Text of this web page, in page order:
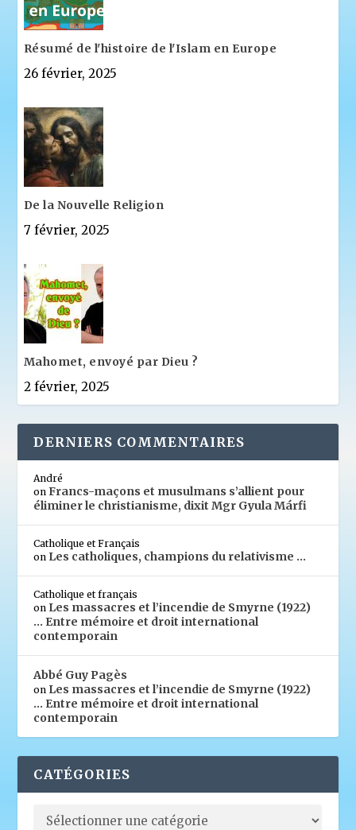
Résumé de l'histoire de l'Islam en Europe
26 février, 2025
De la Nouvelle Religion
7 février, 2025
Mahomet, envoyé par Dieu ?
2 février, 2025
DERNIERS COMMENTAIRES
André
onFrancs-maçons et musulmans s’allient pour
éliminer le christianisme, dixit Mgr Gyula Márfi
Catholique et Français
on Les catholiques, champions du relativisme …
Catholique et français
on Les massacres et l’incendie de Smyrne (1922)
… Entre mémoire et droit international
contemporain
Abbé Guy Pagès
on Les massacres et l’incendie de Smyrne (1922)
… Entre mémoire et droit international
contemporain
CATÉGORIES